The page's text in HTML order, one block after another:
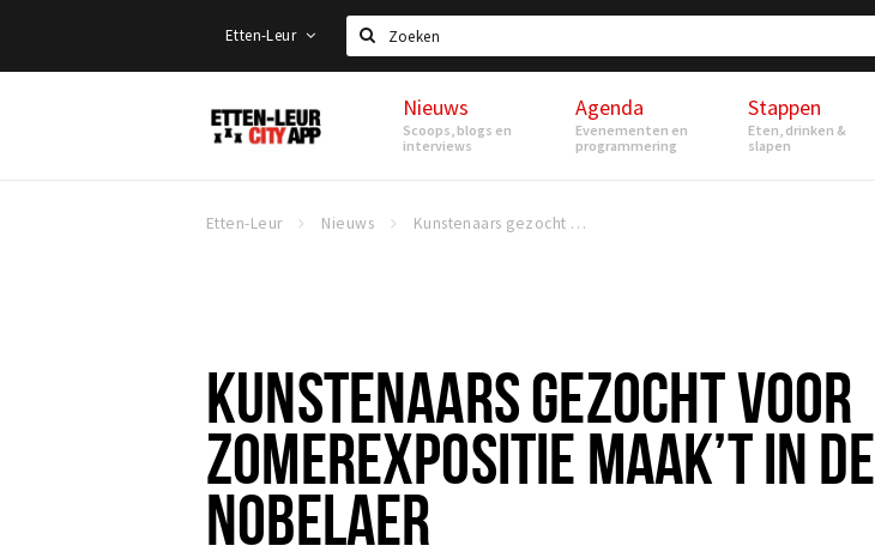
Etten-Leur
Zoeken
Etten-
Leur
Nieuws
Scoops, blogs en
interviews
Agenda
Evenementen en
programmering
Stappen
Eten, drinken &
slapen
Etten-Leur Nieuws Kunstenaars gezocht voor zomerexpositie Maak’t in De Nobelaer
KUNSTENAARS GEZOCHT VOOR
ZOMEREXPOSITIE MAAK’T IN DE
NOBELAER